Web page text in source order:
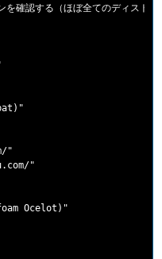
確認する（ほぼ全てのディスト
"
"
Ocelot)"